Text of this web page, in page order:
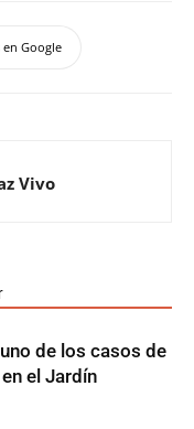
en Google
Vivo
de los casos de
el Jardín